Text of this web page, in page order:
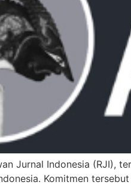
Jurnal Indonesia (RJI),
Komitmen